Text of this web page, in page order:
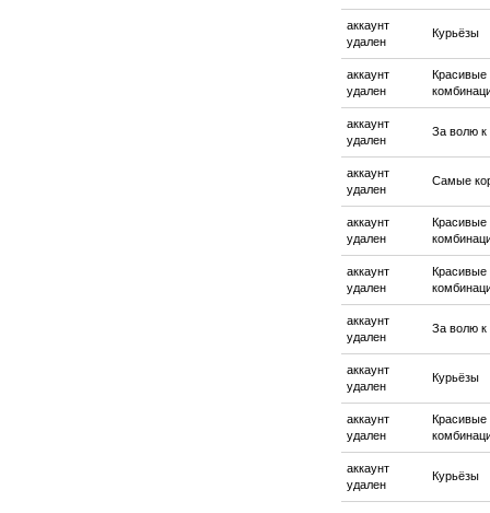
аккаунт
удален
Курьёзы
аккаунт
удален
Красивые
аккаунт
удален
За волю к
аккаунт
удален
Самые
аккаунт
удален
Красивые
аккаунт
удален
Красивые
аккаунт
удален
За волю к
аккаунт
удален
Курьёзы
аккаунт
удален
Красивые
аккаунт
удален
Курьёзы